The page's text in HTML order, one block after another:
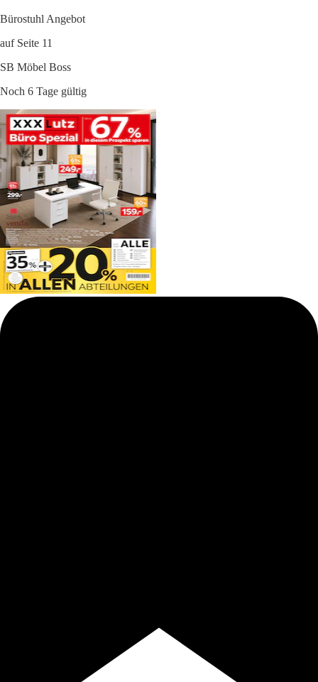
Bürostuhl Angebot
auf Seite 11
SB Möbel Boss
Noch 6 Tage gültig